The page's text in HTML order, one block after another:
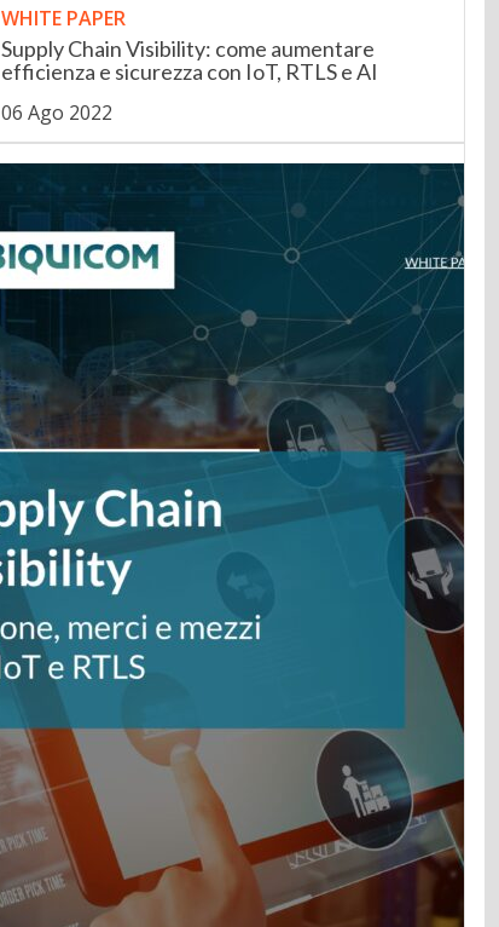
WHITE PAPER
Supply Chain Visibility: come aumentare
efficienza e sicurezza con IoT, RTLS e AI
06 Ago 2022